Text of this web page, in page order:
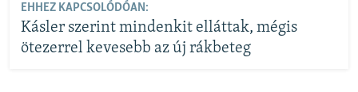
EHHEZ KAPCSOLÓDÓAN:
Kásler szerint mindenkit elláttak, mégis
ötezerrel kevesebb az új rákbeteg